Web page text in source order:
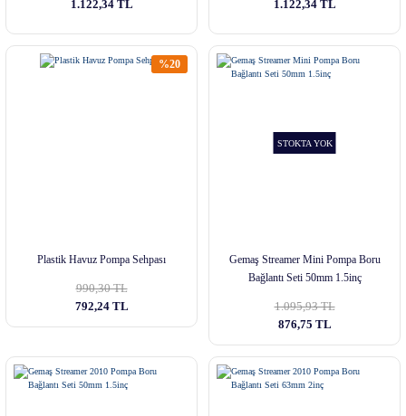
1.122,34 TL 1.122,34 TL
%20
Plastik Havuz Pompa Sehpası
990,30 TL
792,24 TL
STOKTA YOK
Gemaş Streamer Mini Pompa Boru
Bağlantı Seti 50mm 1.5inç
1.095,93 TL
876,75 TL